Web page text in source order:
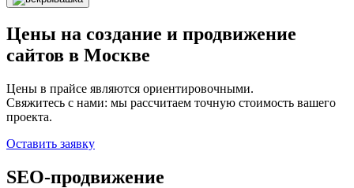
Цены на создание и продвижение
сайтов в Москве
Цены в прайсе являются ориентировочными.
Свяжитесь с нами: мы рассчитаем точную стоимость вашего
проекта.
Оставить заявку
SEO-продвижение